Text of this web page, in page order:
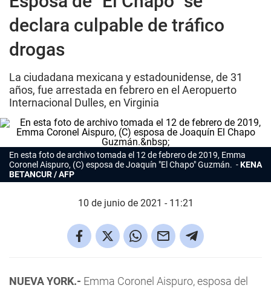
declara culpable de tráfico
drogas
La ciudadana mexicana y estadounidense, de 31
años, fue arrestada en febrero en el Aeropuerto
Internacional Dulles, en Virginia
En esta foto de archivo tomada el 12 de febrero de 2019, Emma
Coronel Aispuro, (C) esposa de Joaquín "El Chapo" Guzmán.
KENA
BETANCUR / AFP
10 de junio de 2021 - 11:21
NUEVA YORK.- Emma Coronel Aispuro, esposa del